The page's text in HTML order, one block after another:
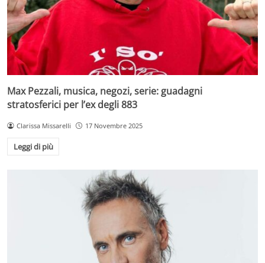
Max Pezzali, musica, negozi, serie: guadagni
stratosferici per l’ex degli 883
Clarissa Missarelli 17 Novembre 2025
Leggi di più